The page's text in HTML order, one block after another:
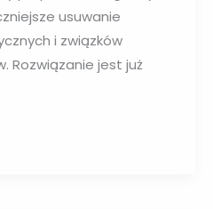
usuwanie
i związków
Rozwiązanie jest już